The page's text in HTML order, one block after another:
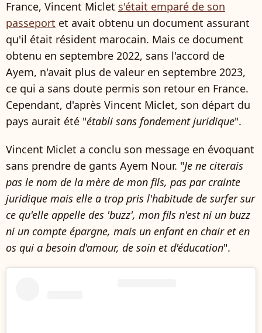
France, Vincent Miclet s'était emparé de son
passeport et avait obtenu un document assurant
qu'il était résident marocain. Mais ce document
obtenu en septembre 2022, sans l'accord de
Ayem, n'avait plus de valeur en septembre 2023,
ce qui a sans doute permis son retour en France.
Cependant, d'après Vincent Miclet, son départ du
pays aurait été "établi sans fondement juridique".
Vincent Miclet a conclu son message en évoquant
sans prendre de gants Ayem Nour. "Je ne citerais
pas le nom de la mère de mon fils, pas par crainte
juridique mais elle a trop pris l'habitude de surfer sur
ce qu'elle appelle des 'buzz', mon fils n'est ni un buzz
ni un compte épargne, mais un enfant en chair et en
os qui a besoin d'amour, de soin et d'éducation".